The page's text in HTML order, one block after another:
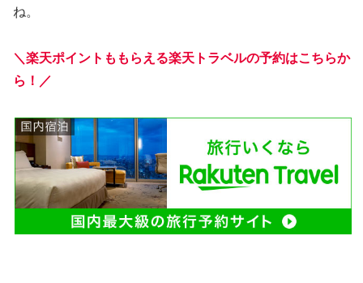
ね。
＼楽天ポイントももらえる楽天トラベルの予約はこちらか
ら！／